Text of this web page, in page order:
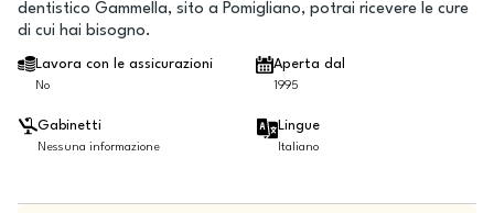
dentistico Gammella, sito a Pomigliano, potrai ricevere le cure
di cui hai bisogno.
Lavora con le assicurazioni
No
Aperta dal
1995
Gabinetti
Nessuna informazione
Lingue
Italiano